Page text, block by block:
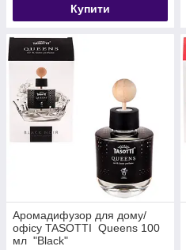
Купити
Аромадифузор для дому/
офісу TASOTTI Queens 100
мл "Black"